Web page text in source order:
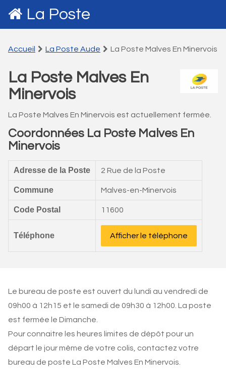
La Poste
Accueil La Poste Aude La Poste Malves En Minervois
La Poste Malves En
Minervois
La Poste Malves En Minervois est actuellement fermée.
Coordonnées La Poste Malves En
Minervois
Adresse de la Poste 2 Rue de la Poste
Commune Malves-en-Minervois
Code Postal 11600
Téléphone Afficher le téléphone
Le bureau de poste est ouvert du lundi au vendredi de
09h00 à 12h15 et le samedi de 09h30 à 12h00. La poste
est fermée le Dimanche.
Pour connaitre les heures limites de dépôt pour un
départ le jour même de votre colis, contactez votre
bureau de poste La Poste Malves En Minervois.